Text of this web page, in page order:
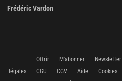
Frédéric Vardon
Offrir M'abonner Newsletter
légales
CGU CGV Aide Cookies